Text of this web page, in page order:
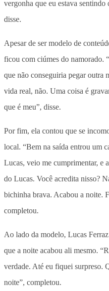
vergonha que eu estava sentindo
disse.
Apesar de ser modelo de
ficou com ciúmes do namorado.
que não conseguiria pegar outra
vida real, não. Uma coisa é
que é meu”, disse.
Por fim, ela contou que se
local. “Bem na saída entrou um
Lucas, veio me cumprimentar, e
do Lucas. Você acredita nisso?
bichinha brava. Acabou a noite.
completou.
Ao lado da modelo, Lucas
que a noite acabou ali mesmo.
verdade. Até eu fiquei surpreso.
noite”, completou.